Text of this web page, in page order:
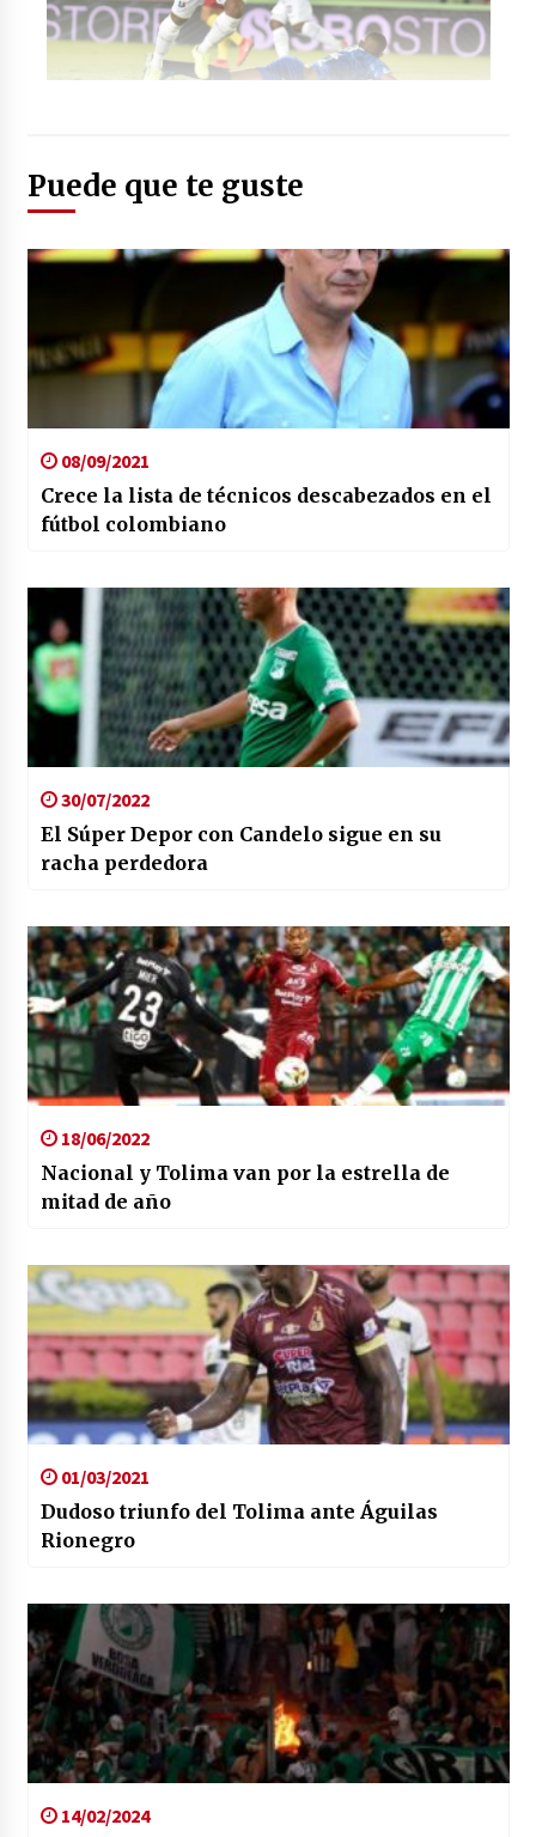
Puede que te guste
08/09/2021
Crece la lista de técnicos descabezados en el
fútbol colombiano
30/07/2022
El Súper Depor con Candelo sigue en su
racha perdedora
18/06/2022
Nacional y Tolima van por la estrella de
mitad de año
01/03/2021
Dudoso triunfo del Tolima ante Águilas
Rionegro
14/02/2024